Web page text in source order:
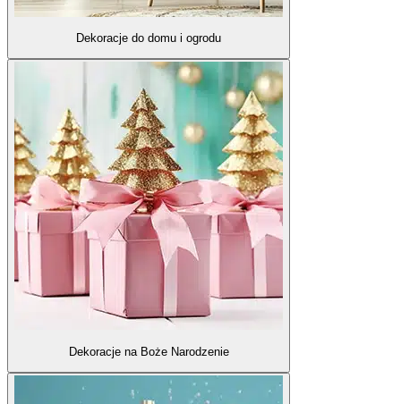
Dekoracje do domu i ogrodu
Dekoracje na Boże Narodzenie